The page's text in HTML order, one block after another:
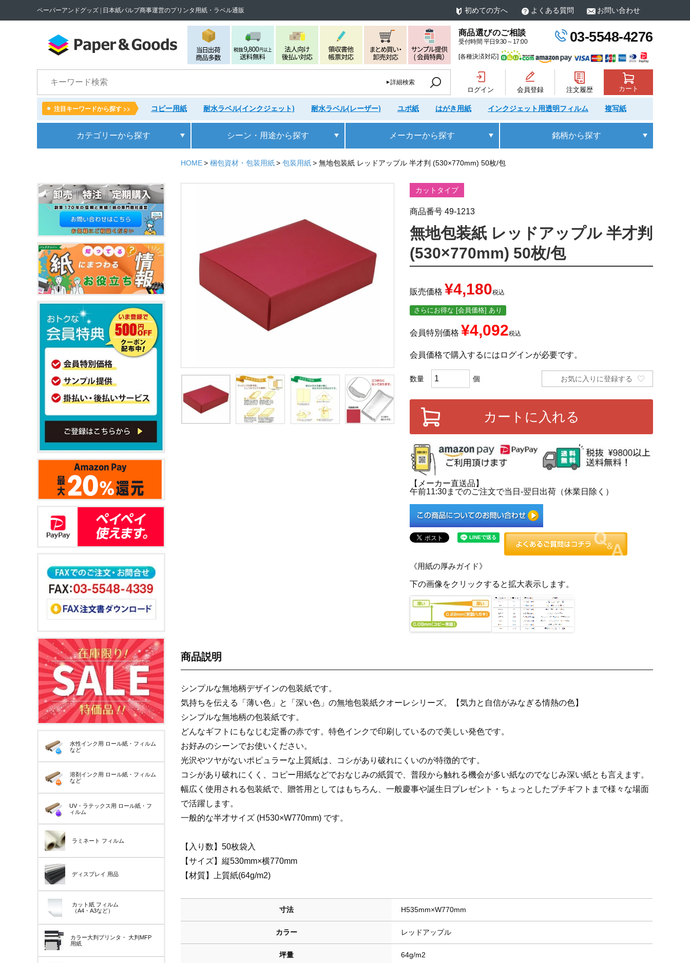
ペーパーアンドグッズ | 日本紙パルプ商事運営のプリンタ用紙・ラベル通販 初めての方へ よくある質問 お問い合わせ
商品選びのご相談
受付時間 平日9:30～17:00 03-5548-4276
[各種決済対応]
詳細検索
ログイン 会員登録 注文履歴 カート
注目キーワードから探す >> コピー用紙 耐水ラベル(インクジェット) 耐水ラベル(レーザー) ユポ紙 はがき用紙 インクジェット用透明フィルム 複写紙
カテゴリーから探す シーン・用途から探す メーカーから探す 銘柄から探す
HOME 梱包資材・包装用紙 包装用紙 無地包装紙 レッドアップル 半才判 (530×770mm) 50枚/包
水性インク用 ロール紙・フィルム
など
溶剤インク用 ロール紙・フィルム
など
UV・ラテックス用 ロール紙・フ
ィルム
ラミネート フィルム
ディスプレイ 用品
カット紙 フィルム
（A4・A3など）
カラー大判プリンタ・ 大判MFP
用紙
カットタイプ
商品番号 49-1213
無地包装紙 レッドアップル 半才判
(530×770mm) 50枚/包
販売価格 ¥4,180税込
さらにお得な [会員価格] あり
会員特別価格 ¥4,092税込
会員価格で購入するにはログインが必要です。
お気に入りに登録する
カートに入れる
【メーカー直送品】
午前11:30までのご注文で当日-翌日出荷（休業日除く）
《用紙の厚みガイド》
下の画像をクリックすると拡大表示します。
商品説明
シンプルな無地柄デザインの包装紙です。
気持ちを伝える「薄い色」と「深い色」の無地包装紙クオーレシリーズ。【気力と自信がみなぎる情熱の色】
シンプルな無地柄の包装紙です。
どんなギフトにもなじむ定番の赤です。特色インクで印刷しているので美しい発色です。
お好みのシーンでお使いください。
光沢やツヤがないポピュラーな上質紙は、コシがあり破れにくいのが特徴的です。
コシがあり破れにくく、コピー用紙などでおなじみの紙質で、普段から触れる機会が多い紙なのでなじみ深い紙とも言えます。
幅広く使用される包装紙で、贈答用としてはもちろん、一般慶事や誕生日プレゼント・ちょっとしたプチギフトまで様々な場面
で活躍します。
一般的な半才サイズ (H530×W770mm) です。
【入り数】50枚袋入
【サイズ】縦530mm×横770mm
【材質】上質紙(64g/m2)
寸法 H535mm×W770mm
カラー レッドアップル
坪量 64g/m2